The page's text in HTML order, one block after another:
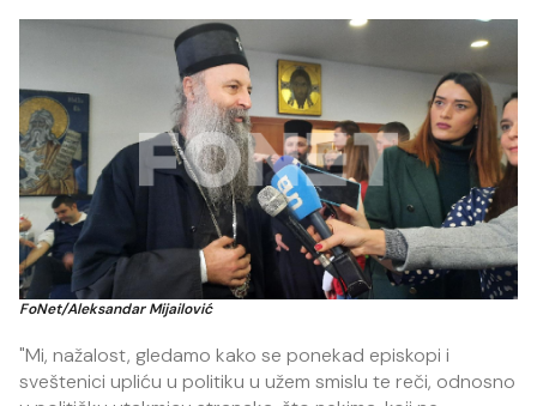
FoNet/Aleksandar Mijailović
"Mi, nažalost, gledamo kako se ponekad episkopi i
sveštenici upliću u politiku u užem smislu te reči, odnosno